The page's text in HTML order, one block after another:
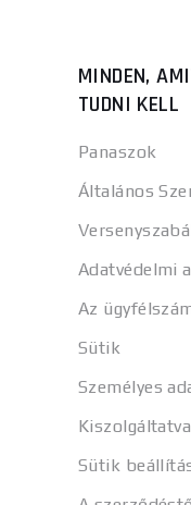
MINDEN,
TUDNI KELL
Panaszok
Általános
Adatvédelmi
Az
Sütik
Személyes
Sütik